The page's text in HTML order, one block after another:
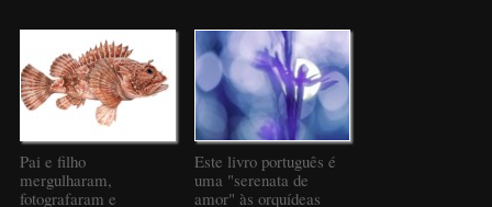
Pai e filho
mergulharam,
fotografaram e
Este livro português é
uma "serenata de
amor" às orquídeas